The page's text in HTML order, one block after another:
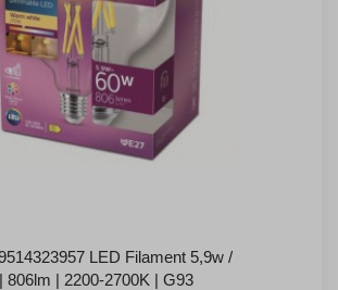
LED Filament 5,9w /
806lm | 2200-2700K | G93